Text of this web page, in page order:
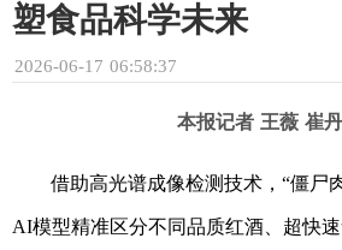
塑食品科学未来
2026-06-17 06:58:37
本报记者 王薇 崔
借助高光谱成像检测技术，“僵尸
AI模型精准区分不同品质红酒、超快